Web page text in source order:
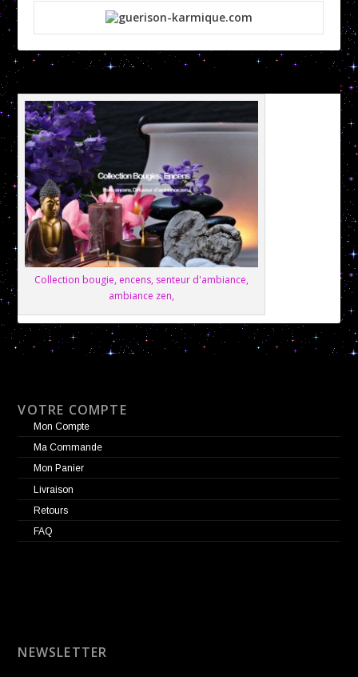
Collection bougie, encens, senteur d'ambiance,
ambiance zen,
VOTRE COMPTE
Mon Compte
Ma Commande
Mon Panier
Livraison
Retours
FAQ
NEWSLETTER